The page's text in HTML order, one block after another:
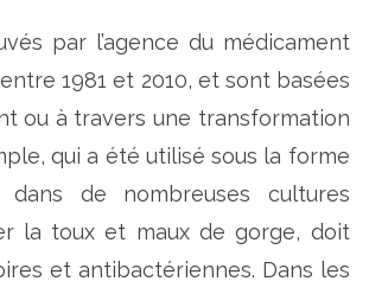
par l’agence du médicament
entre 1981 et 2010, et sont basées
ou à travers une transformation
qui a été utilisé sous la forme
de nombreuses cultures
la toux et maux de gorge, doit
et antibactériennes. Dans les